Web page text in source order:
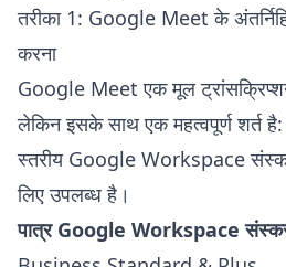
तरीका 1: Google Meet के
करना
Google Meet एक मूल
लेकिन इसके साथ एक महत्वपूर्ण शर्त
स्तरीय Google Workspace
लिए उपलब्ध है।
पात्र Google Workspace